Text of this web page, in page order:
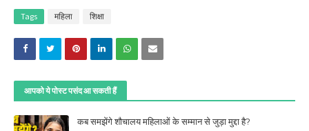
Tags महिला शिक्षा
आपको ये पोस्ट पसंद आ सकती हैं
कब समझेंगे शौचालय महिलाओं के सम्मान से जुड़ा मुद्दा है?